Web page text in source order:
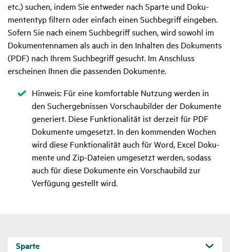
etc.) suchen, indem Sie entweder nach Sparte und Doku­
men­tentyp filtern oder einfach einen Such­be­griff eingeben.
Sofern Sie nach einem Such­be­griff suchen, wird sowohl im
Doku­men­ten­namen als auch in den Inhalten des Doku­ments
(PDF) nach Ihrem Such­be­griff gesucht. Im Anschluss
erscheinen Ihnen die passenden Doku­mente.
Zutref­
fend
Hinweis: Für eine komfor­table Nutzung werden in
den Such­ergeb­nissen Vorschau­bilder der Doku­mente
gene­riert. Diese Funk­tio­na­lität ist derzeit für PDF
Doku­mente umge­setzt. In den kommenden Wochen
wird diese Funk­tio­na­lität auch für Word, Excel Doku­
mente und Zip-Dateien umge­setzt werden, sodass
auch für diese Doku­mente ein Vorschau­bild zur
Verfü­gung gestellt wird.
Sparte